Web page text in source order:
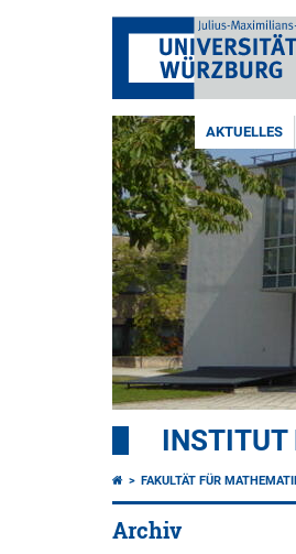
AKTUELLES
INSTITUT
FAKULTÄT FÜR
Archiv